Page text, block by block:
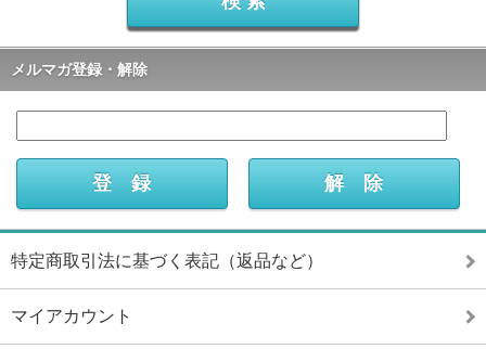
メルマガ登録・解除
特定商取引法に基づく表記（返品など）
マイアカウント